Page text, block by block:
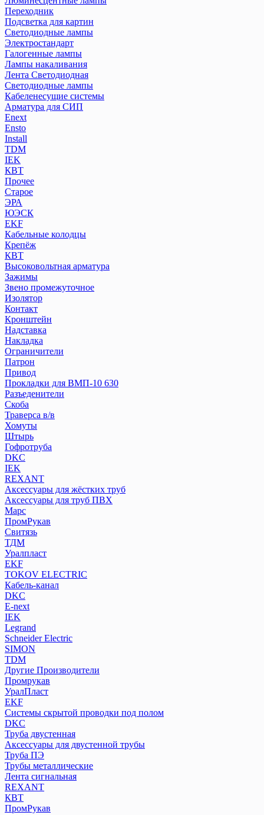
Переходник
Подсветка для картин
Светодиодные лампы
Электростандарт
Галогенные лампы
Лампы накаливания
Лента Светодиодная
Светодиодные лампы
Кабеленесущие системы
Арматура для СИП
Enext
Ensto
Install
TDM
IEK
КВТ
Прочее
Старое
ЭРА
ЮЭСК
EKF
Кабельные колодцы
Крепёж
КВТ
Высоковольтная арматура
Зажимы
Звено промежуточное
Изолятор
Контакт
Кронштейн
Надставка
Накладка
Ограничители
Патрон
Привод
Прокладки для ВМП-10 630
Разъеденители
Скоба
Траверса в/в
Хомуты
Штырь
Гофротруба
DKC
IEK
REXANT
Аксессуары для жёстких труб
Аксессуары для труб ПВХ
Марс
ПромРукав
Свитязь
ТДМ
Уралпласт
EKF
TOKOV ELECTRIC
Кабель-канал
DKC
E-next
IEK
Legrand
Schneider Electric
SIMON
TDM
Другие Производители
Промрукав
УралПласт
EKF
Системы скрытой проводки под полом
DKC
Труба двустенная
Аксессуары для двустенной трубы
Труба ПЭ
Трубы металлические
Лента сигнальная
REXANT
КВТ
ПромРукав